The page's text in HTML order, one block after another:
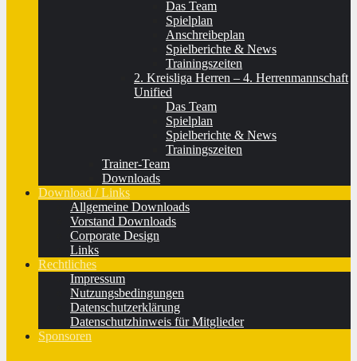
Das Team
Spielplan
Anschreibeplan
Spielberichte & News
Trainingszeiten
2. Kreisliga Herren – 4. Herrenmannschaft
Unified
Das Team
Spielplan
Spielberichte & News
Trainingszeiten
Trainer-Team
Downloads
Download / Links
Allgemeine Downloads
Vorstand Downloads
Corporate Design
Links
Rechtliches
Impressum
Nutzungsbedingungen
Datenschutzerklärung
Datenschutzhinweis für Mitglieder
Sponsoren